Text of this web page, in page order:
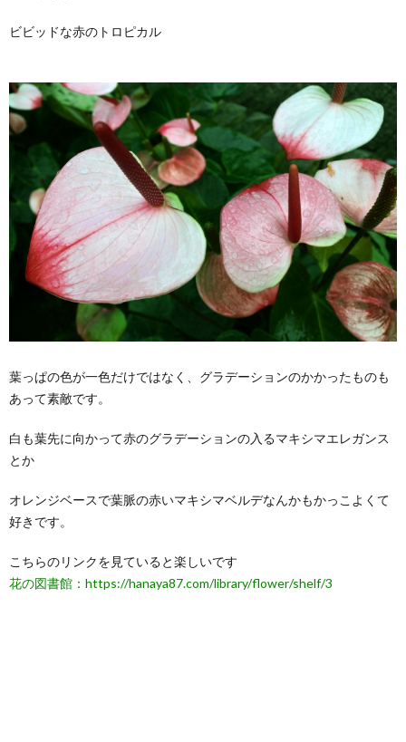
ビビッドな赤のトロピカル
葉っぱの色が一色だけではなく、グラデーションのかかったものも
あって素敵です。
白も葉先に向かって赤のグラデーションの入るマキシマエレガンス
とか
オレンジベースで葉脈の赤いマキシマベルデなんかもかっこよくて
好きです。
こちらのリンクを見ていると楽しいです
花の図書館：https://hanaya87.com/library/flower/shelf/3